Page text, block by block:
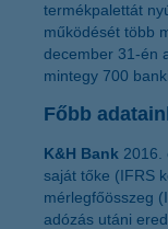
termékpalettát
működését több
december 31-én
mintegy 700
Főbb
K&H Bank 2016.
saját tőke (IFRS
mérlegfőösszeg
adózás utáni